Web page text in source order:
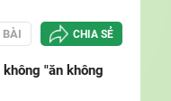
BÀI CHIA SẺ
"ăn không